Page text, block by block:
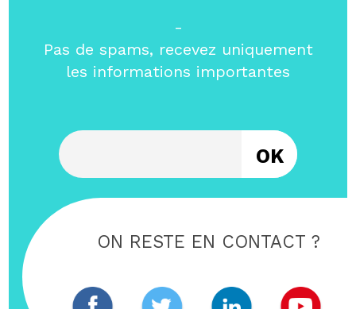
-
Pas de spams, recevez uniquement
les informations importantes
ON RESTE EN CONTACT ?